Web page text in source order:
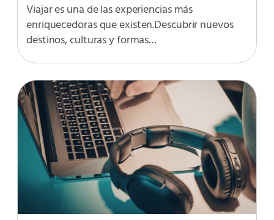
Viajar es una de las experiencias más
enriquecedoras que existen.Descubrir nuevos
destinos, culturas y formas…